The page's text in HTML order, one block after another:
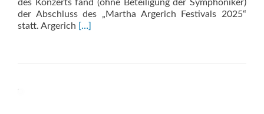
des Konzerts fand (ohne Beteiligung der Symphoniker)
der Abschluss des „Martha Argerich Festivals 2025“
statt. Argerich Read
[…]